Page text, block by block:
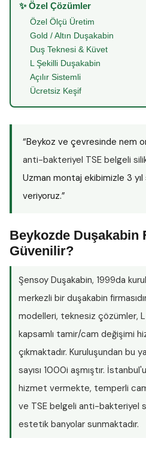
✨ Özel Çözümler
Özel Ölçü Üretim
Gold / Altın Duşakabin
Duş Teknesi & Küvet
L Şekilli Duşakabin
Açılır Sistemli
Ücretsiz Keşif
“Beykoz ve çevresinde nem
anti-bakteriyel TSE belgeli
Uzman montaj ekibimizle 3 yıl
veriyoruz.”
Beykozde Duşakabin
Güvenilir?
Şensoy Duşakabin, 1999da
merkezli bir duşakabin
modelleri, teknesiz çözümler,
kapsamlı tamir/cam değişimi
çıkmaktadır. Kuruluşundan bu
sayısı 1000i aşmıştır.
hizmet vermekte, temperli
ve TSE belgeli anti-bakteriyel
estetik banyolar sunmaktadır.